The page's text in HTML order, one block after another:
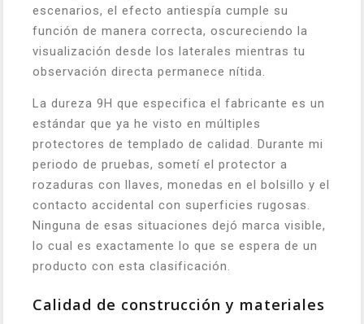
escenarios, el efecto antiespía cumple su
función de manera correcta, oscureciendo la
visualización desde los laterales mientras tu
observación directa permanece nítida.
La dureza 9H que especifica el fabricante es un
estándar que ya he visto en múltiples
protectores de templado de calidad. Durante mi
periodo de pruebas, sometí el protector a
rozaduras con llaves, monedas en el bolsillo y el
contacto accidental con superficies rugosas.
Ninguna de esas situaciones dejó marca visible,
lo cual es exactamente lo que se espera de un
producto con esta clasificación.
Calidad de construcción y materiales